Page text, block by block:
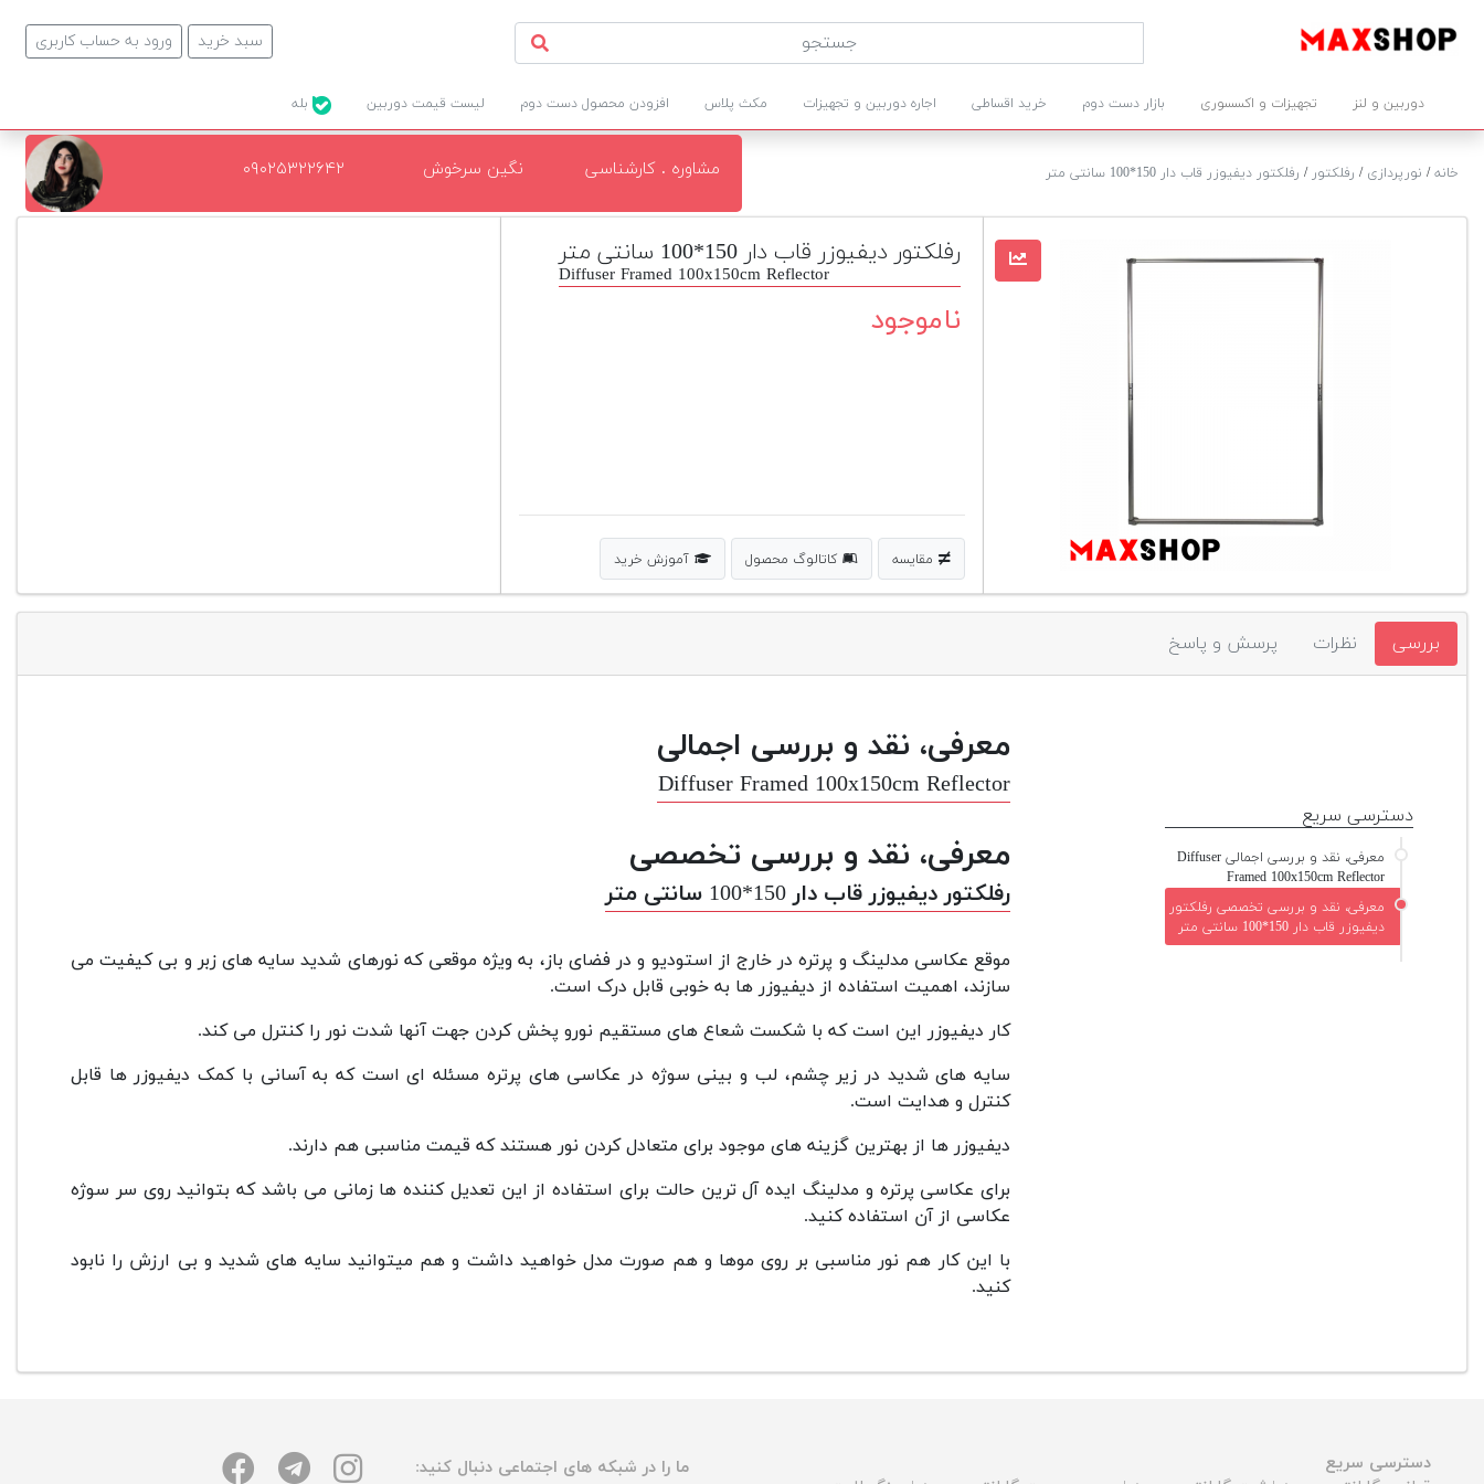
ورود به حساب کاربری سبد خرید
دوربین و لنز تجهیزات و اکسسوری بازار دست دوم خرید اقساطی اجاره دوربین و تجهیزات مکث پلاس افزودن محصول دست دوم لیست قیمت دوربین
خانه/ نورپردازی / رفلکتور / رفلکتور دیفیوزر قاب دار 150*100 سانتی متر مشاوره . کارشناسی نگین سرخوش ۰۹۰۲۵۳۲۲۶۴۲
رفلکتور دیفیوزر قاب دار 150*100 سانتی متر
Diffuser Framed 100x150cm Reflector
ناموجود
مقایسه کاتالوگ محصول آموزش خرید
بررسی نظرات پرسش و پاسخ
معرفی، نقد و بررسی اجمالی
Diffuser Framed 100x150cm Reflector
معرفی، نقد و بررسی تخصصی
رفلکتور دیفیوزر قاب دار 150*100 سانتی متر
موقع عکاسی مدلینگ و پرتره در خارج از استودیو و در فضای باز، به ویژه موقعی که نورهای شدید سایه های زبر و بی کیفیت می
سازند، اهمیت استفاده از دیفیوزر ها به خوبی قابل درک است.
کار دیفیوزر این است که با شکست شعاع های مستقیم نورو پخش کردن جهت آنها شدت نور را کنترل می کند.
سایه های شدید در زیر چشم، لب و بینی سوژه در عکاسی های پرتره مسئله ای است که به آسانی با کمک دیفیوزر ها قابل
کنترل و هدایت است.
دیفیوزر ها از بهترین گزینه های موجود برای متعادل کردن نور هستند که قیمت مناسبی هم دارند.
برای عکاسی پرتره و مدلینگ ایده آل ترین حالت برای استفاده از این تعدیل کننده ها زمانی می باشد که بتوانید روی سر سوژه
عکاسی از آن استفاده کنید.
با این کار هم نور مناسبی بر روی موها و هم صورت مدل خواهید داشت و هم میتوانید سایه های شدید و بی ارزش را نابود
کنید.
دسترسی سریع
معرفی، نقد و بررسی اجمالی Diffuser
Framed 100x150cm Reflector
معرفی، نقد و بررسی تخصصی رفلکتور
دیفیوزر قاب دار 150*100 سانتی متر
دسترسی سریع
ما را در شبکه های اجتماعی دنبال کنید: